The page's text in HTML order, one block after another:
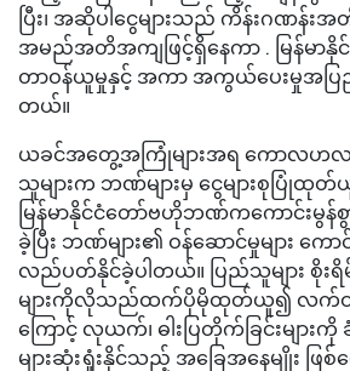
ပြီး၊ အဆိုပါငွေများသည် ကိန်းဂဏန်း
အမည်အတိအကျဖြင့်ရှိနေကာ . မြန်မ
တာဝန်ယူမှုနှင့် အကာ အကွယ်ပေးမှုအပြည့်
တယ်။
ယခင်အတွေ့အကြုံများအရ ကောလဟလမ
သူများက ဘဏ်များမှ ငွေများစုပြုံထု
မြန်မာနိုင်ငံတော်ဗဟိုဘဏ်ကကောင်းမွန်စွ
ခဲ့ပြီး ဘဏ်များ၏ ဝန်ဆောင်မှုများ က
လည်ပတ်နိုင်ခဲ့ပါတယ်။ ပြည်သူများ စိုးရိ
များကိုလိုသည်ထက်ပိုမိုထုတ်ယူ၍ လက်ဝယ်
ကြောင့် လုယက်၊ ဓါးပြတိုက်ခြင်းများကို
များဆုံးရှုံးနိုင်သည့် အခြေအနေမျိုး ဖြစ်